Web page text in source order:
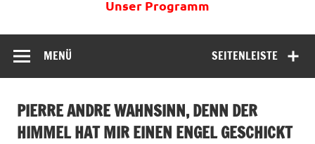
Unser Programm
SEITENLEISTE
MENÜ
PIERRE ANDRE WAHNSINN, DENN DER
HIMMEL HAT MIR EINEN ENGEL GESCHICKT